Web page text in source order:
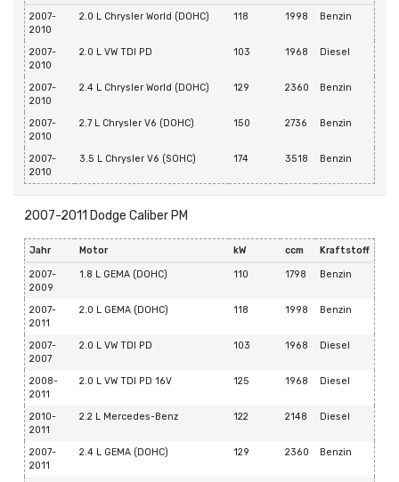
2007-
2010
2.0 L Chrysler World (DOHC) 118 1998 Benzin
2007-
2010
2.0 L VW TDI PD 103 1968 Diesel
2007-
2010
2.4 L Chrysler World (DOHC) 129 2360 Benzin
2007-
2010
2.7 L Chrysler V6 (DOHC) 150 2736 Benzin
2007-
2010
3.5 L Chrysler V6 (SOHC) 174 3518 Benzin
2007-2011 Dodge Caliber PM
Jahr Motor kW ccm Kraftstoff
2007-
2009
1.8 L GEMA (DOHC) 110 1798 Benzin
2007-
2011
2.0 L GEMA (DOHC) 118 1998 Benzin
2007-
2007
2.0 L VW TDI PD 103 1968 Diesel
2008-
2011
2.0 L VW TDI PD 16V 125 1968 Diesel
2010-
2011
2.2 L Mercedes-Benz 122 2148 Diesel
2007-
2011
2.4 L GEMA (DOHC) 129 2360 Benzin